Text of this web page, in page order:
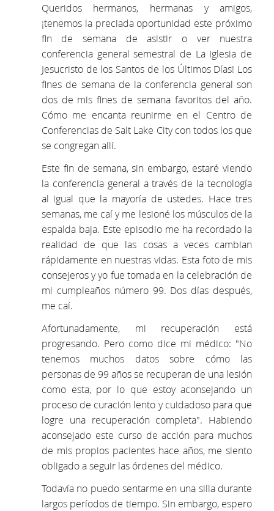
Queridos hermanos, hermanas y amigos,
¡tenemos la preciada oportunidad este próximo
fin de semana de asistir o ver nuestra
conferencia general semestral de La Iglesia de
Jesucristo de los Santos de los Últimos Días! Los
fines de semana de la conferencia general son
dos de mis fines de semana favoritos del año.
Cómo me encanta reunirme en el Centro de
Conferencias de Salt Lake City con todos los que
se congregan allí.
Este fin de semana, sin embargo, estaré viendo
la conferencia general a través de la tecnología
al igual que la mayoría de ustedes. Hace tres
semanas, me caí y me lesioné los músculos de la
espalda baja. Este episodio me ha recordado la
realidad de que las cosas a veces cambian
rápidamente en nuestras vidas. Esta foto de mis
consejeros y yo fue tomada en la celebración de
mi cumpleaños número 99. Dos días después,
me caí.
Afortunadamente, mi recuperación está
progresando. Pero como dice mi médico: "No
tenemos muchos datos sobre cómo las
personas de 99 años se recuperan de una lesión
como esta, por lo que estoy aconsejando un
proceso de curación lento y cuidadoso para que
logre una recuperación completa". Habiendo
aconsejado este curso de acción para muchos
de mis propios pacientes hace años, me siento
obligado a seguir las órdenes del médico.
Todavía no puedo sentarme en una silla durante
largos períodos de tiempo. Sin embargo, espero